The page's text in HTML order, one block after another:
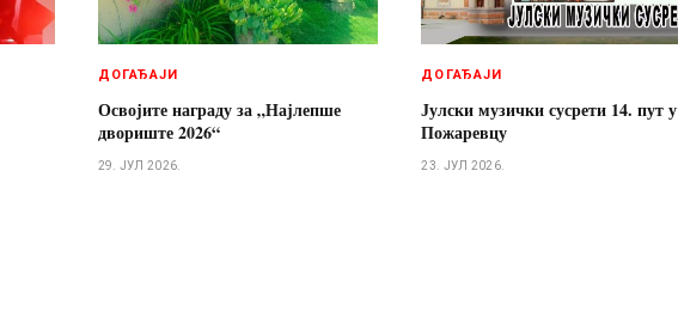
ДОГАЂАЈИ
Освојите награду за „Најлепше
двориште 2026“
29. ЈУЛ 2026.
ДОГАЂАЈИ
Јулски музички сусрети 14. пут у
Пожаревцу
23. ЈУЛ 2026.